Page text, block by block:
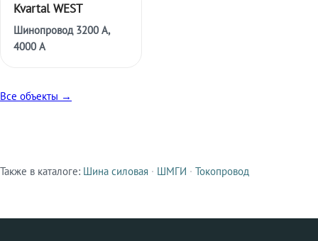
Kvartal WEST
Шинопровод 3200 А,
4000 А
Все объекты →
Смежные продукты
Также в каталоге: Шина силовая · ШМГИ · Токопровод